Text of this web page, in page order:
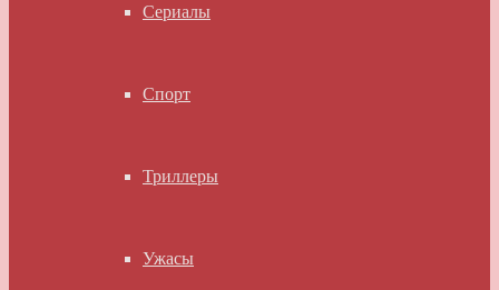
Сериалы
Спорт
Триллеры
Ужасы